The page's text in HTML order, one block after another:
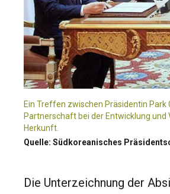
Ein Treffen zwischen Präsidentin
Partnerschaft bei der Entwicklung
Herkunft.
Quelle: Südkoreanisches
Die Unterzeichnung der